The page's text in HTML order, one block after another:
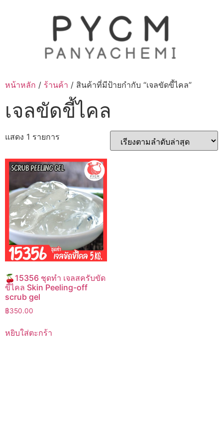
หน้าหลัก / ร้านค้า / สินค้าที่มีป้ายกำกับ “เจลขัดขี้ไคล”
เจลขัดขี้ไคล
แสดง 1 รายการ
🍒15356 ชุดทำ เจลสครับขัด
ขี้ไคล Skin Peeling-off
scrub gel
฿350.00
หยิบใส่ตะกร้า